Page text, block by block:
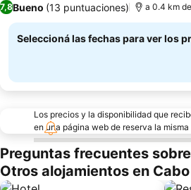
7,8Bueno (13 puntuaciones) a 0.4 km
Seleccioná las fechas para ver los
Los precios y la disponibilidad que
en una página web de reserva la
Preguntas frecuentes
Otros alojamientos en